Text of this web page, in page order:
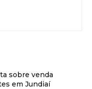
sobre venda
em Jundiaí